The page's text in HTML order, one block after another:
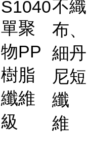
S1040
單聚
物PP
樹脂
纖維
級
不織
布、
細丹
尼短
纖
維